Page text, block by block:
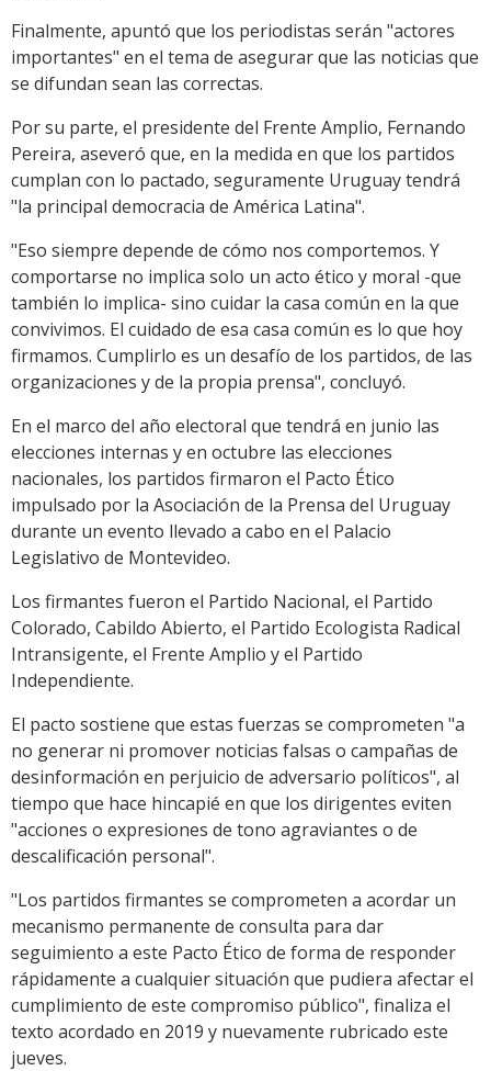
Finalmente, apuntó que los periodistas serán "actores
importantes" en el tema de asegurar que las noticias que
se difundan sean las correctas.
Por su parte, el presidente del Frente Amplio, Fernando
Pereira, aseveró que, en la medida en que los partidos
cumplan con lo pactado, seguramente Uruguay tendrá
"la principal democracia de América Latina".
"Eso siempre depende de cómo nos comportemos. Y
comportarse no implica solo un acto ético y moral -que
también lo implica- sino cuidar la casa común en la que
convivimos. El cuidado de esa casa común es lo que hoy
firmamos. Cumplirlo es un desafío de los partidos, de las
organizaciones y de la propia prensa", concluyó.
En el marco del año electoral que tendrá en junio las
elecciones internas y en octubre las elecciones
nacionales, los partidos firmaron el Pacto Ético
impulsado por la Asociación de la Prensa del Uruguay
durante un evento llevado a cabo en el Palacio
Legislativo de Montevideo.
Los firmantes fueron el Partido Nacional, el Partido
Colorado, Cabildo Abierto, el Partido Ecologista Radical
Intransigente, el Frente Amplio y el Partido
Independiente.
El pacto sostiene que estas fuerzas se comprometen "a
no generar ni promover noticias falsas o campañas de
desinformación en perjuicio de adversario políticos", al
tiempo que hace hincapié en que los dirigentes eviten
"acciones o expresiones de tono agraviantes o de
descalificación personal".
"Los partidos firmantes se comprometen a acordar un
mecanismo permanente de consulta para dar
seguimiento a este Pacto Ético de forma de responder
rápidamente a cualquier situación que pudiera afectar el
cumplimiento de este compromiso público", finaliza el
texto acordado en 2019 y nuevamente rubricado este
jueves.